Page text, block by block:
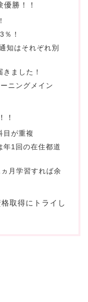
勝！！
！
知はそれぞれ別
ました！
ニングメイン
！
目が重複
年1回の在住都道
月学習すれば余
取得にトライし